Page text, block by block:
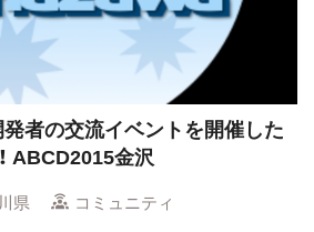
者の交流イベントを開催した
ABCD2015金沢
県
コミュニティ